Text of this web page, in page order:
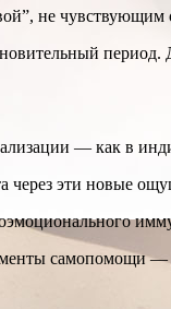
не чувствующим
— как в
через эти новые
самопомощи